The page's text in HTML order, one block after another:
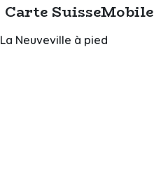
Carte SuisseMobile
La Neuveville à pied